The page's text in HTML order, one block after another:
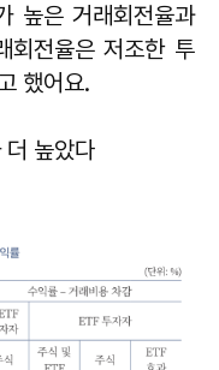
높은 거래회전율과
회전율은 저조한 투
했어요.
높았다